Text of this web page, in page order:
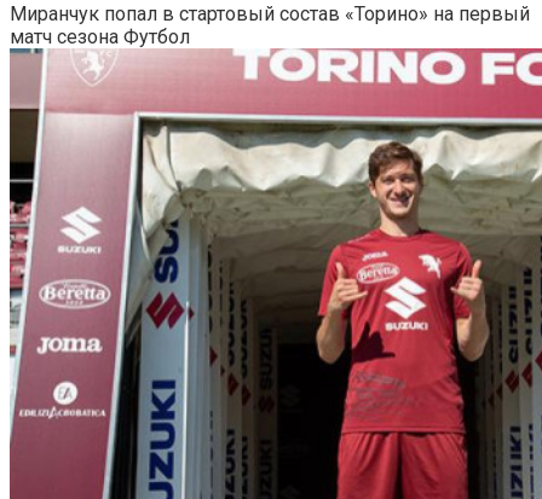
Миранчук попал в стартовый состав «Торино» на первый
матч сезона Футбол